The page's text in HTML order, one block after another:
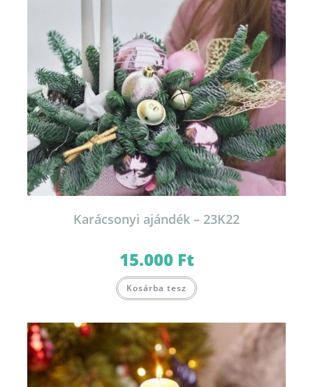
Karácsonyi ajándék – 23K22
15.000 Ft
Kosárba tesz